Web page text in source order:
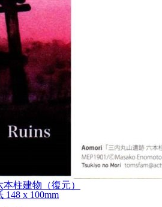
柱建物（復元）
148 x 100mm